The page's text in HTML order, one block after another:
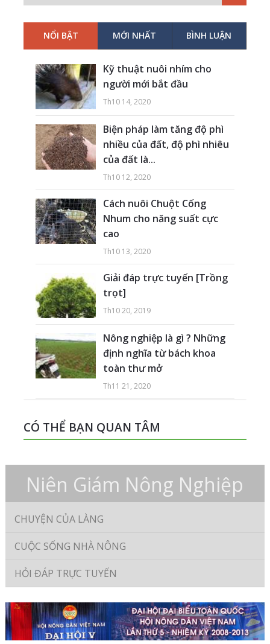
NỔI BẬT MỚI NHẤT BÌNH LUẬN
Kỹ thuật nuôi nhím cho
người mới bắt đầu
Th10 14, 2020
Biện pháp làm tăng độ phì
nhiều của đất, độ phì nhiêu
của đất là...
Th10 12, 2020
Cách nuôi Chuột Cống
Nhum cho năng suất cực
cao
Th10 13, 2020
Giải đáp trực tuyến [Trồng
trọt]
Th10 20, 2019
Nông nghiệp là gì ? Những
định nghĩa từ bách khoa
toàn thư mở
Th11 21, 2020
CÓ THỂ BẠN QUAN TÂM
Niên Giám Nông Nghiệp
CHUYỆN CỦA LÀNG
CUỘC SỐNG NHÀ NÔNG
HỎI ĐÁP TRỰC TUYẾN